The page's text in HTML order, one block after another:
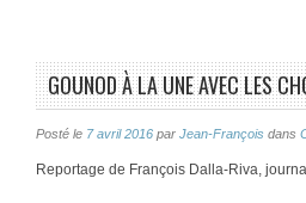
GOUNOD À LA UNE AVEC LES
Posté le 7 avril 2016 par Jean-François dans
Reportage de François Dalla-Riva,